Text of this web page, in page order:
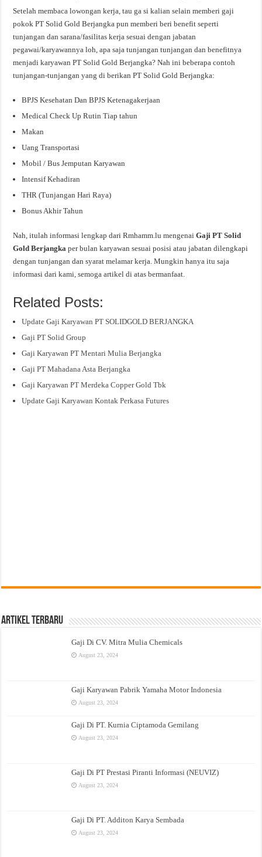
Setelah membaca lowongan kerja, tau ga si kalian selain memberi gaji
pokok PT Solid Gold Berjangka pun memberi beri benefit seperti
tunjangan dan sarana/fasilitas kerja sesuai dengan jabatan
pegawai/karyawannya loh, apa saja tunjangan tunjangan dan benefitnya
menjadi karyawan PT Solid Gold Berjangka? Nah ini beberapa contoh
tunjangan-tunjangan yang di berikan PT Solid Gold Berjangka:
BPJS Kesehatan Dan BPJS Ketenagakerjaan
Medical Check Up Rutin Tiap tahun
Makan
Uang Transportasi
Mobil / Bus Jemputan Karyawan
Intensif Kehadiran
THR (Tunjangan Hari Raya)
Bonus Akhir Tahun
Nah, itulah informasi lengkap dari Rmhamm.lu mengenaiGaji PT Solid
Gold Berjangkaper bulan karyawan sesuai posisi atau jabatan dilengkapi
dengan tunjangan dan syarat melamar kerja. Mungkin hanya itu saja
informasi dari kami, semoga artikel di atas bermanfaat.
Related Posts:
Update Gaji Karyawan PT SOLIDGOLD BERJANGKA
Gaji PT Solid Group
Gaji Karyawan PT Mentari Mulia Berjangka
Gaji PT Mahadana Asta Berjangka
Gaji Karyawan PT Merdeka Copper Gold Tbk
Update Gaji Karyawan Kontak Perkasa Futures
Artikel Terbaru
Gaji Di CV. Mitra Mulia Chemicals
August 23, 2024
Gaji Karyawan Pabrik Yamaha Motor Indonesia
August 23, 2024
Gaji Di PT. Kurnia Ciptamoda Gemilang
August 23, 2024
Gaji Di PT Prestasi Piranti Informasi (NEUVIZ)
August 23, 2024
Gaji Di PT. Additon Karya Sembada
August 23, 2024